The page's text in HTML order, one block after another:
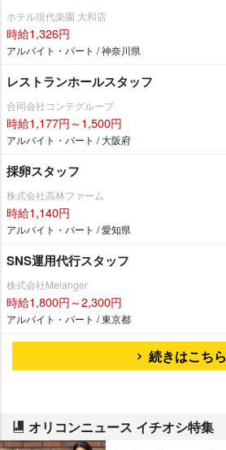
ホテル現代楽園 大和店
時給1,326円
アルバイト・パート / 神奈川県
レストランホールスタッフ
合同会社コンテグループ
時給1,177円～1,500円
アルバイト・パート / 大阪府
採卵スタッフ
株式会社高林ファーム
時給1,140円
アルバイト・パート / 愛知県
SNS運用代行スタッフ
株式会社Melanger
時給1,800円～2,300円
アルバイト・パート / 東京都
続きはこちら
オリコンニュース イチオシ特集